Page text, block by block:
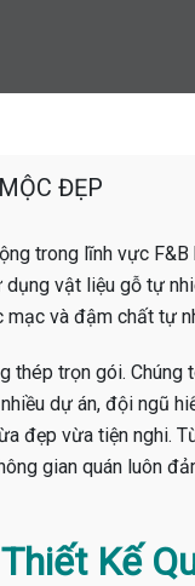
ĐẸP
trong lĩnh vực F&B
vật liệu gỗ tự
mạc và đậm chất tự
thép trọn gói. Chúng
dự án, đội ngũ
đẹp vừa tiện nghi.
gian quán luôn
Thiết Kế